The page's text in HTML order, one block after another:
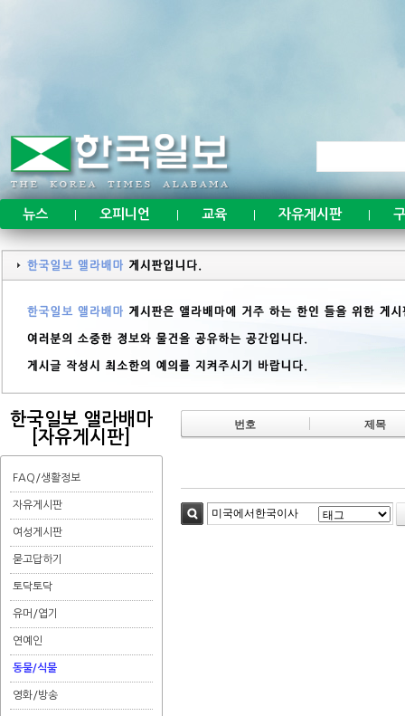
뉴스 오피니언 교육 자유게시판
한국일보 앨라배마
[자유게시판]
FAQ/생활정보
자유게시판
여성게시판
묻고답하기
토닥토닥
유머/엽기
연예인
동물/식물
영화/방송
번호 제목